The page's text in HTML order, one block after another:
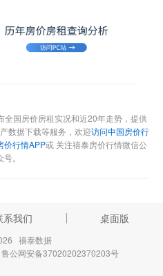
全国房价房租实况和近20年走势，提供
数据下载等服务，欢迎访问中国房价行
价行情APP或 关注禧泰房价行情微信公
号。
系我们 桌面版
禧泰数据
鲁公网安备37020202370203号